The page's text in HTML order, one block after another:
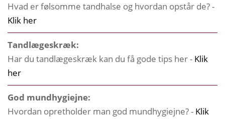
Hvad er følsomme tandhalse og hvordan opstår de? -
Klik her
Tandlægeskræk:
Har du tandlægeskræk kan du få gode tips her - Klik
her
God mundhygiejne:
Hvordan opretholder man god mundhygiejne? - Klik